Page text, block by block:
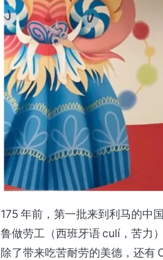
175 年前，第一批来到利马的中
鲁做劳工（西班牙语 culí，苦力
除了带来吃苦耐劳的美德，还有